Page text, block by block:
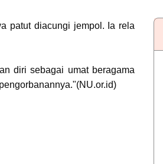
patut diacungi jempol. Ia rela
diri sebagai umat beragama
U.or.id)